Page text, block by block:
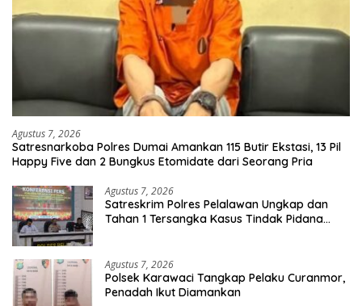
Agustus 7, 2026
Satresnarkoba Polres Dumai Amankan 115 Butir Ekstasi, 13 Pil
Happy Five dan 2 Bungkus Etomidate dari Seorang Pria
Agustus 7, 2026
Satreskrim Polres Pelalawan Ungkap dan
Tahan 1 Tersangka Kasus Tindak Pidana
Agustus 7, 2026
Polsek Karawaci Tangkap Pelaku Curanmor,
Penadah Ikut Diamankan